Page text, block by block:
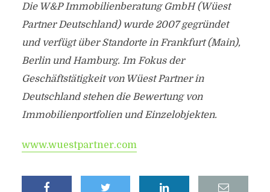
Die W&P Immobilienberatung GmbH (Wüest
Partner Deutschland) wurde 2007 gegründet
und verfügt über Standorte in Frankfurt (Main),
Berlin und Hamburg. Im Fokus der
Geschäftstätigkeit von Wüest Partner in
Deutschland stehen die Bewertung von
Immobilienportfolien und Einzelobjekten.
www.wuestpartner.com